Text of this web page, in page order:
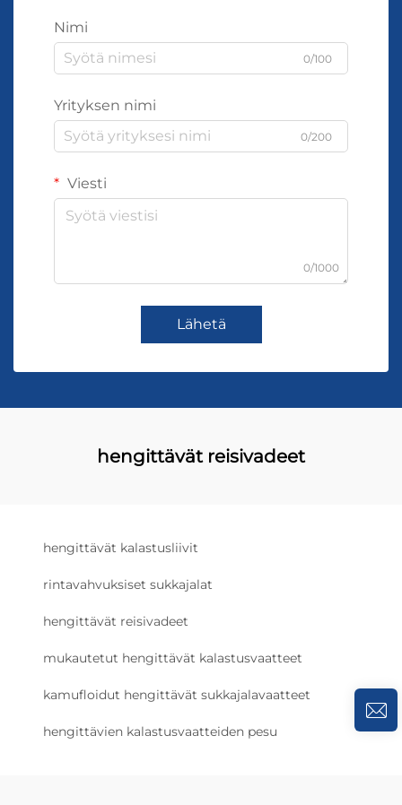
Nimi
0/100
Yrityksen nimi
0/200
Viesti
0/1000
Lähetä
hengittävät reisivadeet
hengittävät kalastusliivit
rintavahvuksiset sukkajalat
hengittävät reisivadeet
mukautetut hengittävät kalastusvaatteet
kamufloidut hengittävät sukkajalavaatteet
hengittävien kalastusvaatteiden pesu